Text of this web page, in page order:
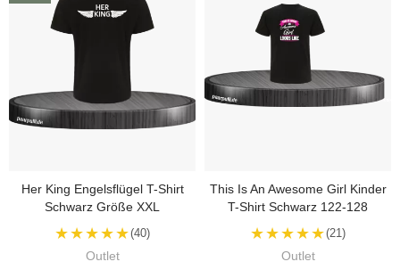
Her King Engelsflügel T-Shirt
Schwarz Größe XXL
★★★★★(40)
Outlet
This Is An Awesome Girl Kinder
T-Shirt Schwarz 122-128
★★★★★(21)
Outlet